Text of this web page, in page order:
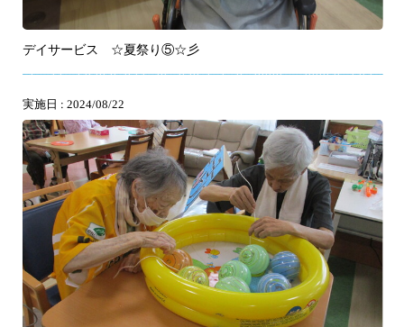
デイサービス ☆夏祭り⑤☆彡
実施日 : 2024/08/22